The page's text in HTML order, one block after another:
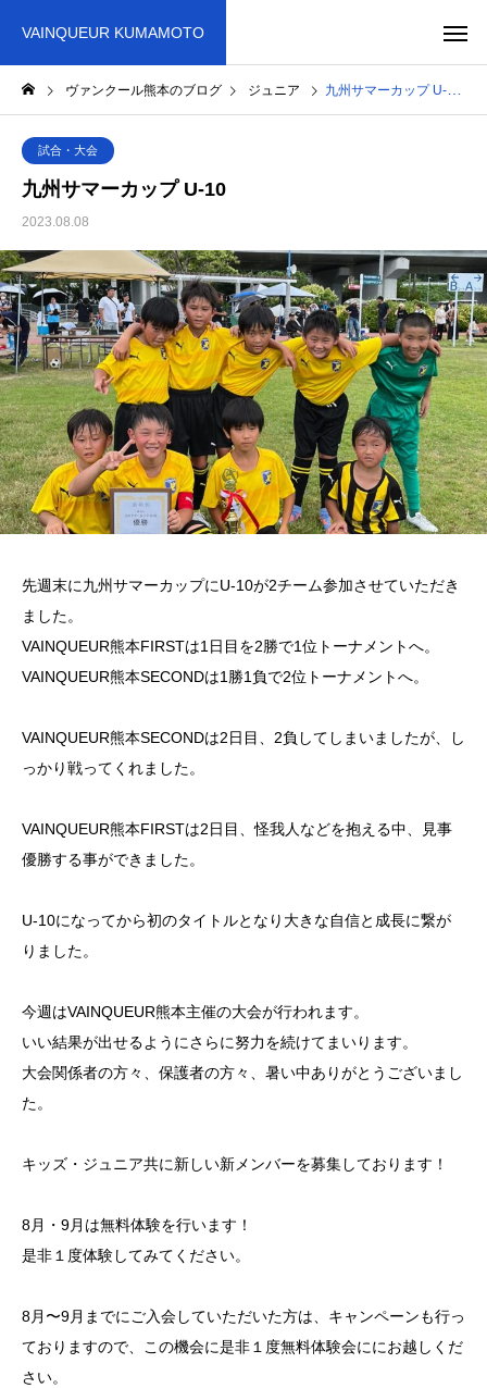
VAINQUEUR KUMAMOTO
ヴァンクール熊本のブログ ジュニア 九州サマーカップ U-10
試合・大会
九州サマーカップ U-10
2023.08.08
先週末に九州サマーカップにU-10が2チーム参加させていただき
ました。
VAINQUEUR熊本FIRSTは1日目を2勝で1位トーナメントへ。
VAINQUEUR熊本SECONDは1勝1負で2位トーナメントへ。
VAINQUEUR熊本SECONDは2日目、2負してしまいましたが、し
っかり戦ってくれました。
VAINQUEUR熊本FIRSTは2日目、怪我人などを抱える中、見事
優勝する事ができました。
U-10になってから初のタイトルとなり大きな自信と成長に繋が
りました。
今週はVAINQUEUR熊本主催の大会が行われます。
いい結果が出せるようにさらに努力を続けてまいります。
大会関係者の方々、保護者の方々、暑い中ありがとうございまし
た。
キッズ・ジュニア共に新しい新メンバーを募集しております！
8月・9月は無料体験を行います！
是非１度体験してみてください。
8月〜9月までにご入会していただいた方は、キャンペーンも行っ
ておりますので、この機会に是非１度無料体験会ににお越しくだ
さい。